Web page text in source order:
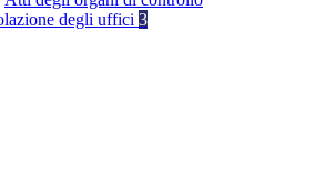
degli uffici 3